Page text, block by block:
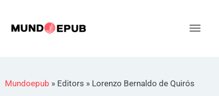
contenido
Mundoepub » Editors » Lorenzo Bernaldo de Quirós